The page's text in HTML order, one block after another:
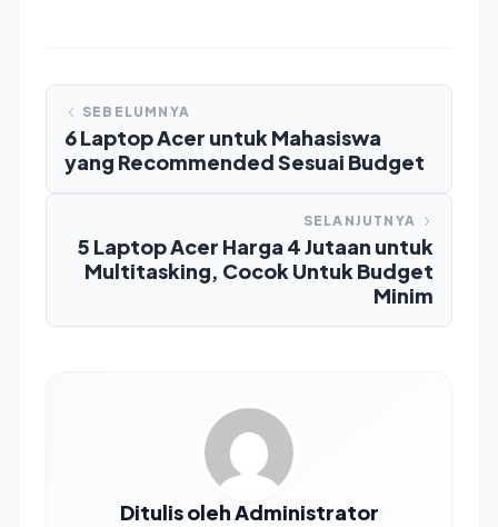
SEBELUMNYA
6 Laptop Acer untuk Mahasiswa
yang Recommended Sesuai Budget
SELANJUTNYA
5 Laptop Acer Harga 4 Jutaan untuk
Multitasking, Cocok Untuk Budget
Minim
Ditulis oleh Administrator